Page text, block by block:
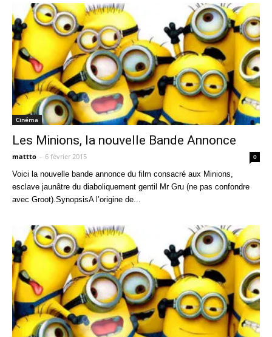
Cinéma
Les Minions, la nouvelle Bande Annonce
mattto - 6 février 2015 0
Voici la nouvelle bande annonce du film consacré aux Minions,
esclave jaunâtre du diaboliquement gentil Mr Gru (ne pas confondre
avec Groot).SynopsisA l’origine de...